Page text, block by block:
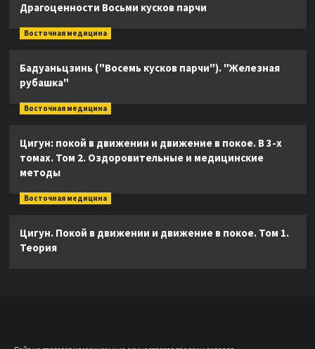
Драгоценности Восьми кусков парчи
Восточная медицина
Бадуаньцзинь ("Восемь кусков парчи"). "Железная
рубашка"
Восточная медицина
Цигун: покой в движении и движение в покое. В 3-х
томах. Том 2. Оздоровительные и медицинские
методы
Восточная медицина
Цигун. Покой в движении и движение в покое. Том 1.
Теория